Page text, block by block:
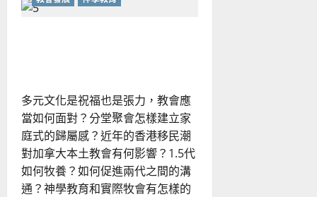
人
教
會
多元文化是祝福也是張力，教會應
當如何面對？分堂聚會怎樣建立家
庭式的歸屬感？近年的香港移民潮
對加拿大本土教會有何影響？1.5代
如何牧養？如何促進兩代之間的溝
通？神學教育和實際牧會有怎樣的